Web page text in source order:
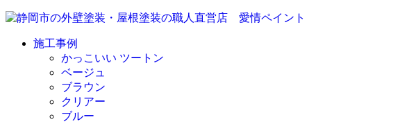
施工事例
かっこいい ツートン
ベージュ
ブラウン
クリアー
ブルー